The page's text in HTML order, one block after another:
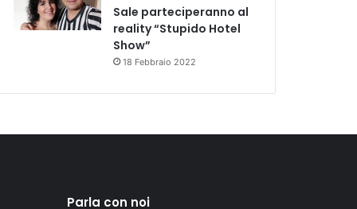
Sale parteciperanno al
reality “Stupido Hotel
Show”
18 Febbraio 2022
Parla con noi